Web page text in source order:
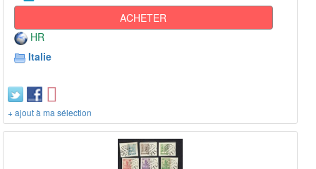
ACHETER
HR
Italie
+ ajout à ma sélection